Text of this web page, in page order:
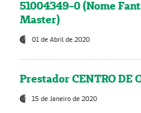
51004349-0 (Nome
Master)
01 de Abril de 2020
Prestador CENTRO DE
15 de Janeiro de 2020